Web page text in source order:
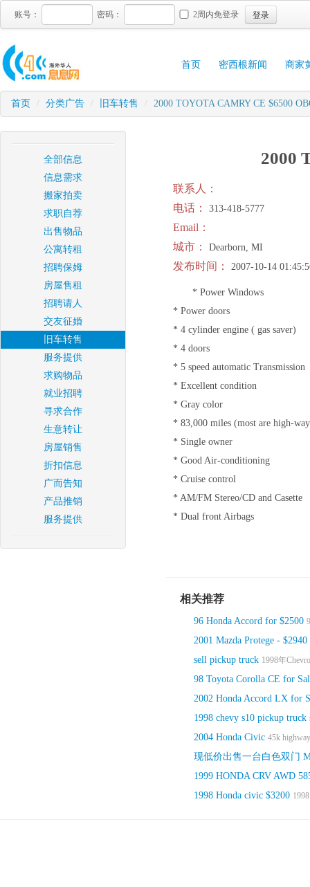
账号： 密码： 2周内免登录 登录
首页 密西根新闻 商家
首页 / 分类广告 / 旧车转售 / 2000 TOYOTA CAMRY CE $6500
全部信息
信息需求
搬家拍卖
求职自荐
出售物品
公寓转租
招聘保姆
房屋售租
招聘请人
交友征婚
旧车转售
服务提供
求购物品
就业招聘
寻求合作
生意转让
房屋销售
折扣信息
广而告知
产品推销
服务提供
2000
联系人：
电话：
313-418-5777
Email：
城市：
Dearborn, MI
发布时间： 2007-10-14
* Power Windows
* Power doors
* 4 cylinder engine ( gas saver)
* 4 doors
* 5 speed automatic Transmission
* Excellent condition
* Gray color
* 83,000 miles (most are high-
* Single owner
* Good Air-conditioning
* Cruise control
* AM/FM Stereo/CD and Casette
* Dual front Airbags
相关推荐
96 Honda Accord for $2500
2001 Mazda Protege - $2940
sell pickup truck 1998年
98 Toyota Corolla CE for
2002 Honda Accord LX for
1998 chevy s10 pickup truck
2004 Honda Civic 45k
现低价出售一台白色双门
1999 HONDA CRV AWD
1998 Honda civic $3200